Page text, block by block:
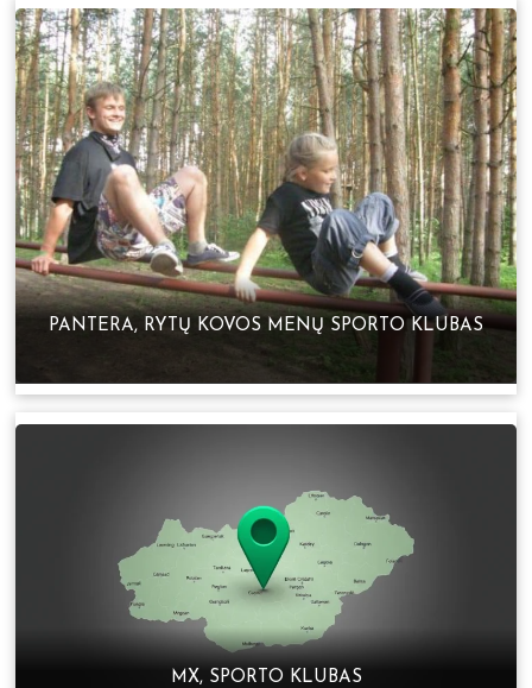
PANTERA, RYTŲ KOVOS MENŲ SPORTO KLUBAS
MX, SPORTO KLUBAS